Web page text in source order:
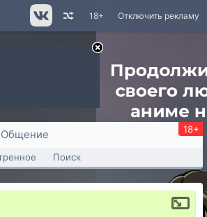
Отключить рекламу
18+
Общение 18+
Поиск